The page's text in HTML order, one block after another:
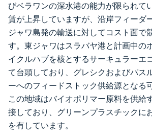
びベラワンの深水港の能力が限られて
賃が上昇していますが、沿岸フィーダ
ジャワ島発の輸送に対してコスト面で
す。東ジャワはスラバヤ港と計画中の
イクルハブを核とするサーキュラーエ
て台頭しており、グレシクおよびパス
ーへのフィードストック供給源となる
この地域はバイオポリマー原料を供給
接しており、グリーンプラスチックに
を有しています。